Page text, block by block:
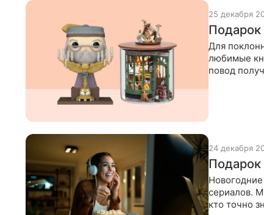
25 декабря
Подарок
Для
любимые
повод
24 декабря
Подарок
сериалов.
кто точно